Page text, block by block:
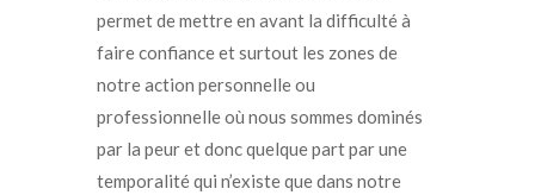
permet de mettre en avant la difficulté à
faire confiance et surtout les zones de
notre action personnelle ou
professionnelle où nous sommes dominés
par la peur et donc quelque part par une
temporalité qui n’existe que dans notre